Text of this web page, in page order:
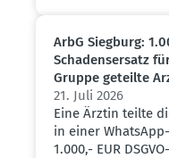
ArbG Siegburg:
Schadens­ersatz
Gruppe geteilte
21. Juli 2026
Eine Ärztin teilte
in einer
1.000,- EUR